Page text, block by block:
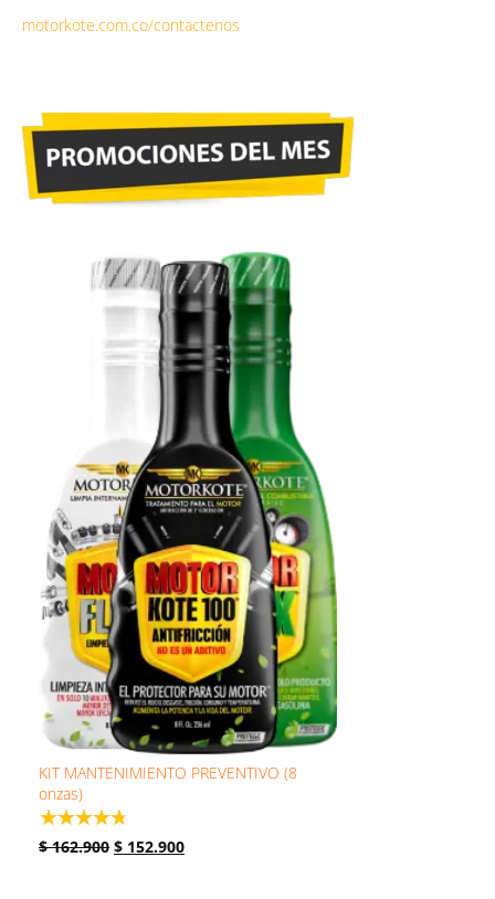
motorkote.com.co/contactenos
KIT MANTENIMIENTO PREVENTIVO (8
onzas)
☆☆☆☆☆
$162.900 $ 152.900